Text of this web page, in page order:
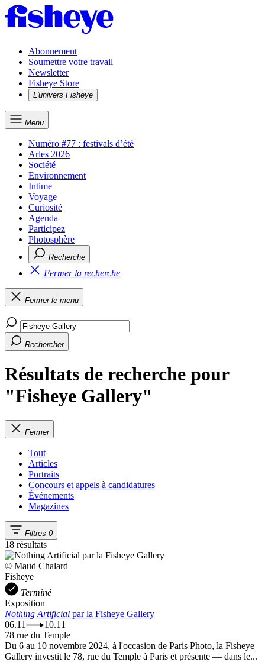
Abonnement
Soumettre votre travail
Newsletter
Fisheye Store
L'univers Fisheye
Menu
Numéro #77 : festivals d’été
Arles 2026
Société
Environnement
Intime
Voyage
Curiosité
Agenda
Participez
Photosphère
Recherche
Fermer la recherche
Fermer le menu
Rechercher
Résultats de recherche pour
"Fisheye Gallery"
Fermer
Tout
Articles
Portraits
Concours et appels à candidatures
Événements
Magazines
Filtres 0
18 résultats
© Maud Chalard
Fisheye
Terminé
Exposition
Nothing Artificial par la Fisheye Gallery
06.11
10.11
78 rue du Temple
Du 6 au 10 novembre 2024, à l'occasion de Paris Photo, la Fisheye
Gallery investit le 78, rue du Temple à Paris et présente — dans le...